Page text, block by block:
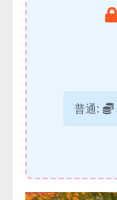
普通: